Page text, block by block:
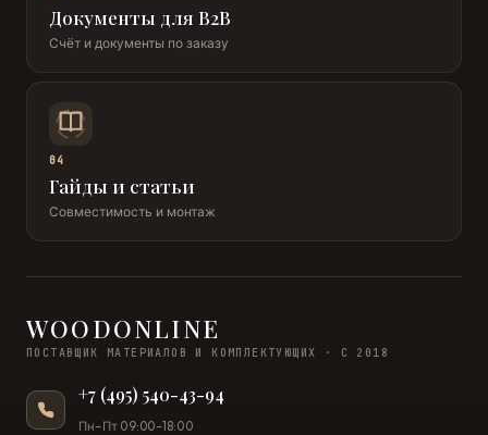
Документы для B2B
Счёт и документы по заказу
04
Гайды и статьи
Совместимость и монтаж
WOODONLINE
ПОСТАВЩИК МАТЕРИАЛОВ И КОМПЛЕКТУЮЩИХ · С 2018
+7 (495) 540-43-94
Пн–Пт 09:00–18:00